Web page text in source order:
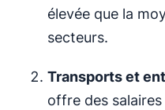
élevée que la
secteurs.
Transports et
offre des salaires